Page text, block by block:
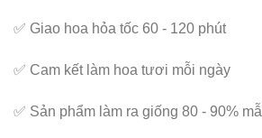
✅ Giao hoa hỏa tốc 60 - 120 phút
✅ Cam kết làm hoa tươi mỗi ngày
✅ Sản phẩm làm ra giống 80 - 90%